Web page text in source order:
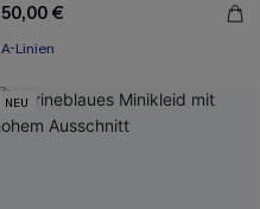
50,00 €
A-Linien
NEU